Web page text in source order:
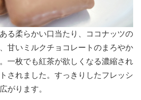
る柔らかい口当たり、ココナッツの
甘いミルクチョコレートのまろやか
一枚でも紅茶が欲しくなる濃縮され
されました。すっきりしたフレッシ
がります。